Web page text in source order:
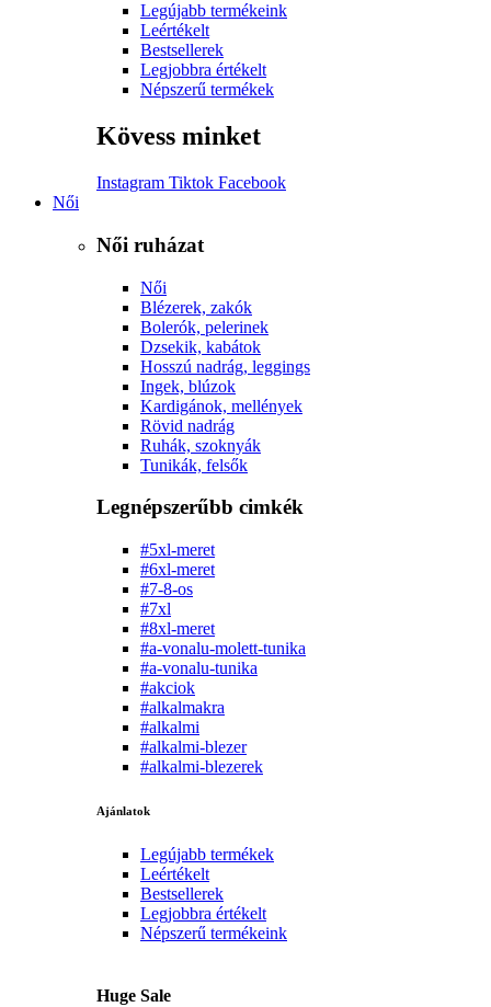
Legújabb termékeink
Leértékelt
Bestsellerek
Legjobbra értékelt
Népszerű termékek
Kövess minket
Instagram Tiktok Facebook
Női
Női ruházat
Női
Blézerek, zakók
Bolerók, pelerinek
Dzsekik, kabátok
Hosszú nadrág, leggings
Ingek, blúzok
Kardigánok, mellények
Rövid nadrág
Ruhák, szoknyák
Tunikák, felsők
Legnépszerűbb cimkék
#5xl-meret
#6xl-meret
#7-8-os
#7xl
#8xl-meret
#a-vonalu-molett-tunika
#a-vonalu-tunika
#akciok
#alkalmakra
#alkalmi
#alkalmi-blezer
#alkalmi-blezerek
Ajánlatok
Legújabb termékek
Leértékelt
Bestsellerek
Legjobbra értékelt
Népszerű termékeink
Huge Sale